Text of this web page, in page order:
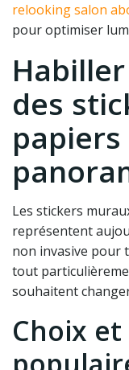
relooking salon
pour optimiser
des
Les stickers
représentent
non invasive pour
tout
souhaitent
Choix